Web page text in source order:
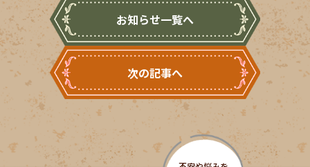
お知らせ一覧へ
次の記事へ